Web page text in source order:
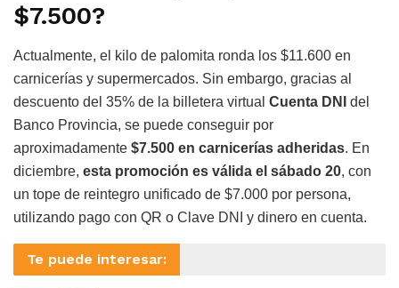
$7.500?
Actualmente, el kilo de palomita ronda los $11.600 en
carnicerías y supermercados. Sin embargo, gracias al
descuento del 35% de la billetera virtual Cuenta DNI
del
Banco Provincia, se puede conseguir por
aproximadamente $7.500 en carnicerías adheridas. En
diciembre, esta promoción es válida el sábado 20, con
un tope de reintegro unificado de $7.000 por persona,
utilizando pago con QR o Clave DNI y dinero en cuenta.
Te puede interesar: